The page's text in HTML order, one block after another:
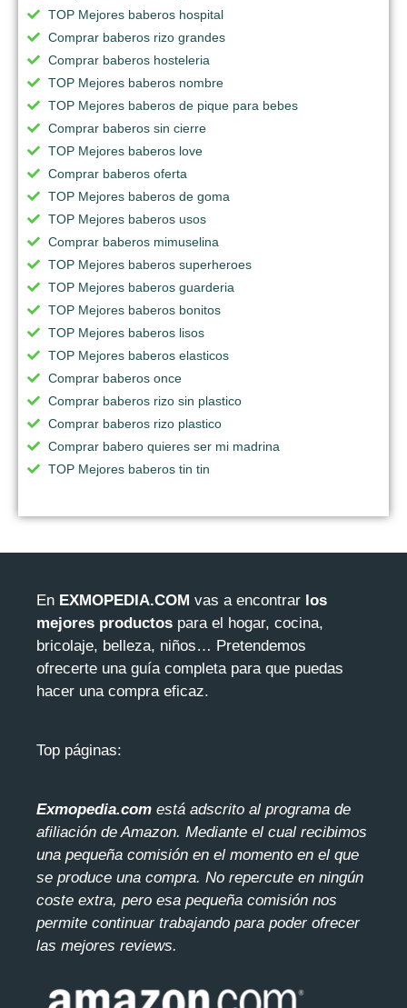
TOP Mejores baberos hospital
Comprar baberos rizo grandes
Comprar baberos hosteleria
TOP Mejores baberos nombre
TOP Mejores baberos de pique para bebes
Comprar baberos sin cierre
TOP Mejores baberos love
Comprar baberos oferta
TOP Mejores baberos de goma
TOP Mejores baberos usos
Comprar baberos mimuselina
TOP Mejores baberos superheroes
TOP Mejores baberos guarderia
TOP Mejores baberos bonitos
TOP Mejores baberos lisos
TOP Mejores baberos elasticos
Comprar baberos once
Comprar baberos rizo sin plastico
Comprar baberos rizo plastico
Comprar babero quieres ser mi madrina
TOP Mejores baberos tin tin
En EXMOPEDIA.COM vas a encontrar los
mejores productos para el hogar, cocina,
bricolaje, belleza, niños… Pretendemos
ofrecerte una guía completa para que puedas
hacer una compra eficaz.
Top páginas:
Exmopedia.com está adscrito al programa de
afiliación de Amazon. Mediante el cual recibimos
una pequeña comisión en el momento en el que
se produce una compra. No repercute en ningún
coste extra, pero esa pequeña comisión nos
permite continuar trabajando para poder ofrecer
las mejores reviews.